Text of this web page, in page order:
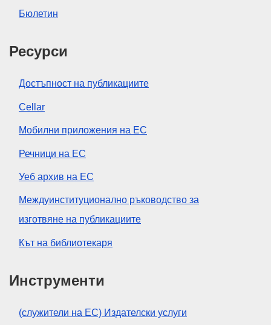
Бюлетин
Ресурси
Достъпност на публикациите
Cellar
Мобилни приложения на ЕС
Речници на ЕС
Уеб архив на ЕС
Междуинституционално ръководство за
изготвяне на публикациите
Кът на библиотекаря
Инструменти
(служители на ЕС) Издателски услуги